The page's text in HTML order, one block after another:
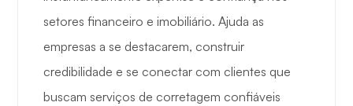
setores financeiro e imobiliário. Ajuda as
empresas a se destacarem, construir
credibilidade e se conectar com clientes que
buscam serviços de corretagem confiáveis